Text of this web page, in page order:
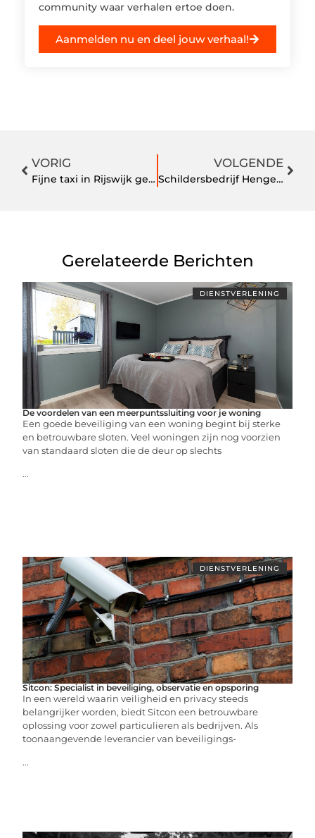
community waar verhalen ertoe doen.
Aanmelden nu en deel jouw verhaal!
VORIG
Fijne taxi in Rijswijk gezocht?
VOLGENDE
Schildersbedrijf Hengelo: de directie gaat nog even door met dromen
Gerelateerde Berichten
DIENSTVERLENING
De voordelen van een meerpuntssluiting voor je woning
Een goede beveiliging van een woning begint bij sterke
en betrouwbare sloten. Veel woningen zijn nog voorzien
van standaard sloten die de deur op slechts
...
DIENSTVERLENING
Sitcon: Specialist in beveiliging, observatie en opsporing
In een wereld waarin veiligheid en privacy steeds
belangrijker worden, biedt Sitcon een betrouwbare
oplossing voor zowel particulieren als bedrijven. Als
toonaangevende leverancier van beveiligings-
...